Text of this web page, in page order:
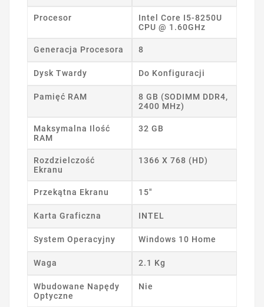
Procesor
Intel Core I5-8250U
CPU @ 1.60GHz
Generacja Procesora 8
Dysk Twardy Do Konfiguracji
Pamięć RAM
8 GB (SODIMM DDR4,
2400 MHz)
Maksymalna Ilość
RAM
32 GB
Rozdzielczość
Ekranu
1366 X 768 (HD)
Przekątna Ekranu 15"
Karta Graficzna INTEL
System Operacyjny Windows 10 Home
Waga 2.1 Kg
Wbudowane Napędy
Optyczne
Nie